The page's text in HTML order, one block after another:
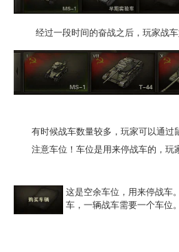
经过一段时间的奋战之后，玩家战车
有时候战车数量较多，玩家可以通过鼠
注意车位！车位是用来停战车的，玩家
这是空余车位，用来停战车
车，一辆战车需要一个车位。